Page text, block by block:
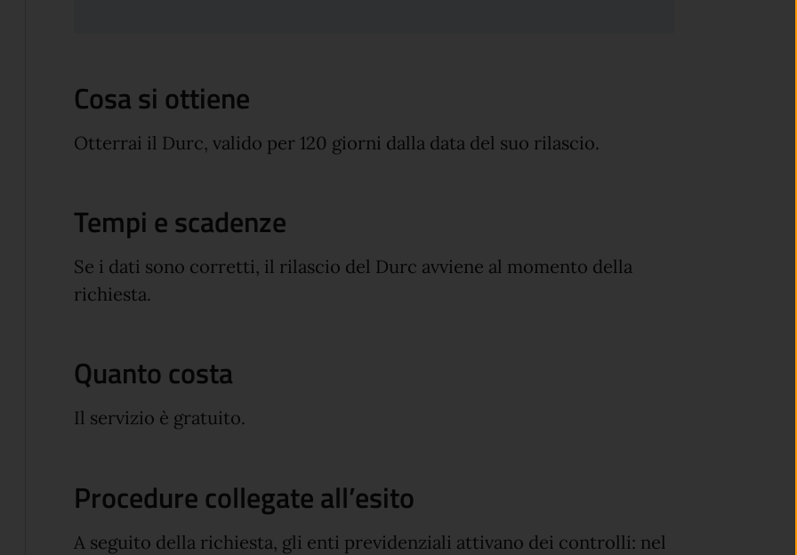
Cosa si ottiene
Otterrai il Durc, valido per 120 giorni dalla data del suo rilascio.
Tempi e scadenze
Se i dati sono corretti, il rilascio del Durc avviene al momento della
richiesta.
Quanto costa
Il servizio è gratuito.
Procedure collegate all’esito
A seguito della richiesta, gli enti previdenziali attivano dei controlli: nel